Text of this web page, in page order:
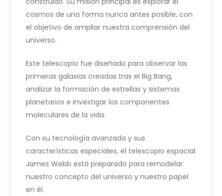
cosmos de una forma nunca antes posible, con
el objetivo de ampliar nuestra comprensión del
universo.
Este telescopio fue diseñado para observar las
primeras galaxias creadas tras el Big Bang,
analizar la formación de estrellas y sistemas
planetarios e investigar los componentes
moleculares de la vida.
Con su tecnología avanzada y sus
características especiales, el telescopio espacial
James Webb está preparado para remodelar
nuestro concepto del universo y nuestro papel
en él.